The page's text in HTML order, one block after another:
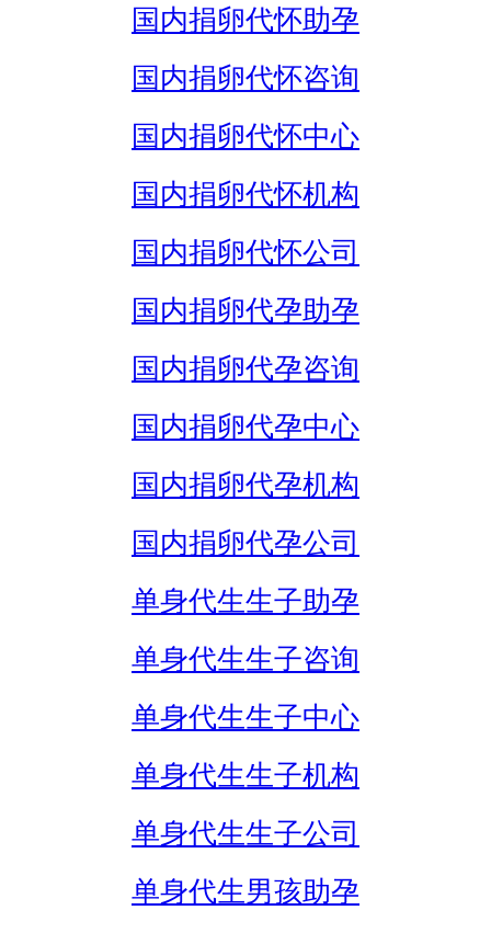
国内捐卵代怀助孕
国内捐卵代怀咨询
国内捐卵代怀中心
国内捐卵代怀机构
国内捐卵代怀公司
国内捐卵代孕助孕
国内捐卵代孕咨询
国内捐卵代孕中心
国内捐卵代孕机构
国内捐卵代孕公司
单身代生生子助孕
单身代生生子咨询
单身代生生子中心
单身代生生子机构
单身代生生子公司
单身代生男孩助孕